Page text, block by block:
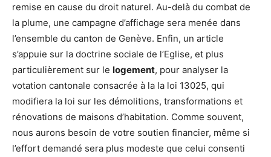
remise en cause du droit naturel. Au-delà du combat de
la plume, une campagne d’affichage sera menée dans
l’ensemble du canton de Genève. Enfin, un article
s’appuie sur la doctrine sociale de l’Eglise, et plus
particulièrement sur le logement, pour analyser la
votation cantonale consacrée à la la loi 13025, qui
modifiera la loi sur les démolitions, transformations et
rénovations de maisons d’habitation. Comme souvent,
nous aurons besoin de votre soutien financier, même si
l’effort demandé sera plus modeste que celui consenti